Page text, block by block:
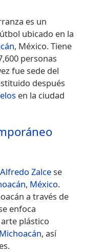
es un
ubicado en la
, México. Tiene
personas
fue sede del
después
en la ciudad
Zalcese
, México.
a través de
enfoca
plástico
Michoacán, así